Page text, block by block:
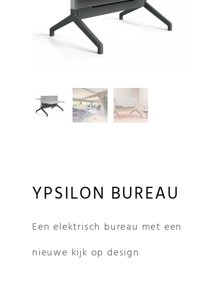
YPSILON BUREAU
Een elektrisch bureau met een
nieuwe kijk op design